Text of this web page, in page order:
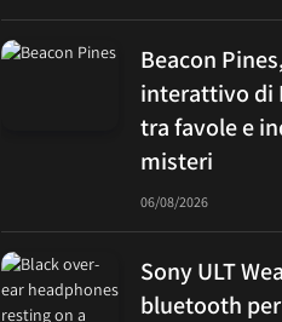
Beacon
interattivo di
tra favole e
misteri
06/08/2026
Sony ULT
bluetooth